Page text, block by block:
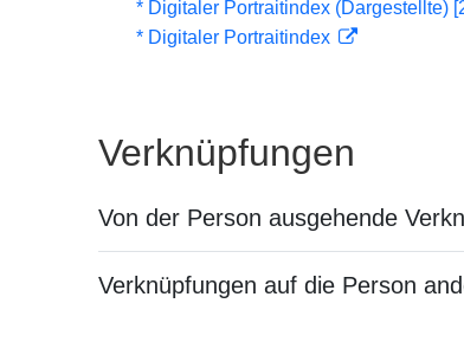
* Digitaler Portraitindex (Dargestellte)
* Digitaler Portraitindex
Verknüpfungen
Von der Person ausgehende
Verknüpfungen auf die Person